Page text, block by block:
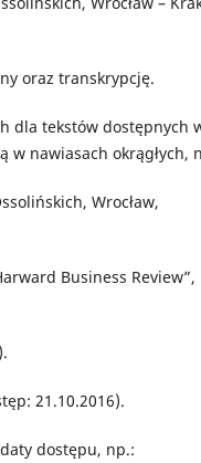
oraz transkrypcję.
dla tekstów dostępnych
nawiasach okrągłych,
Wrocław,
Business Review”,
21.10.2016).
dostępu, np.: